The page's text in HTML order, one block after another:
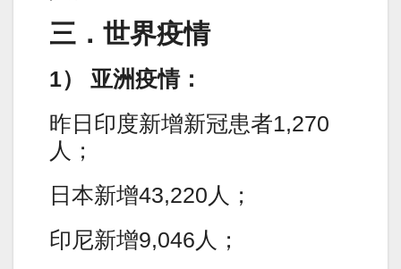
三．世界疫情
1） 亚洲疫情：
昨日印度新增新冠患者1,270
人；
日本新增43,220人；
印尼新增9,046人；